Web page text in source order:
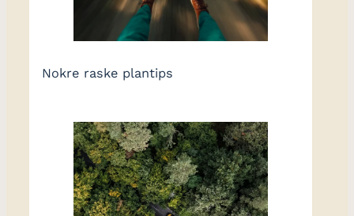
Nokre raske plantips